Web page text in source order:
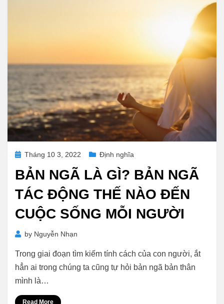
Posted
Tháng 10 3, 2022 Định nghĩa
BẢN NGÃ LÀ GÌ? BẢN NGÃ
TÁC ĐỘNG THẾ NÀO ĐẾN
CUỘC SỐNG MỖI NGƯỜI
by Nguyễn Nhạn
Trong giai đoạn tìm kiếm tính cách của con người, ắt
hẳn ai trong chúng ta cũng tự hỏi bản ngã bản thân
mình là…
Read More